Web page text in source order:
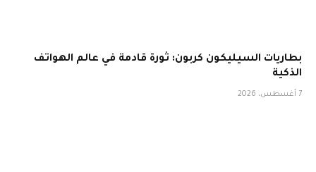
بطاريات السيليكون كربون: ثورة قادمة في عالم الهواتف
الذكية
7 أغسطس، 2026